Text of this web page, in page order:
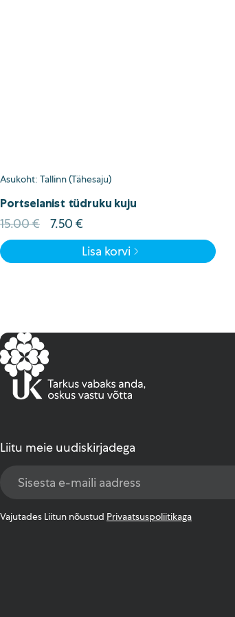
Asukoht: Tallinn (Tähesaju)
Portselanist tüdruku kuju
15.00€
Algne
hind
7.50 €
price
is:
Lisa korvi
Liitu meie uudiskirjadega
Address
Vajutades Liitun nõustud Privaatsuspoliitikaga